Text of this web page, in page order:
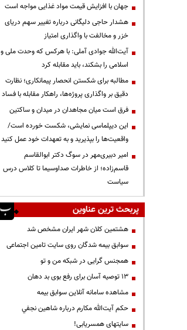
جهان با افزایش قیمت مواد غذایی مواجه است
هشدار حاجی دلیگانی درباره تغییر سهم دریای
خزر و مخالفت با واگذاری امتیاز
آیت‌الله جوادی آملی: با هرکس که وحدت ملی و
اسلامی را بشکند، باید مقابله کرد
مطالبه برای شکستن انحصار پیمانکاری؛ نظارت
دقیق بر واگذاری پروژه‌ها، راهکار مقابله با فساد
فرق است میان مجاهدان در میدان و ساکتین
این دیپلماسی نمایشی، شکست خورده است/
واقعیت‌ها را بپذیرید و به تعهدات خود عمل کنید
امیر دبیری‌مهر در سوگ دکتر ابوالقاسم
قاسم‌زاده؛ از خاطرات صداوسیما تا کلاس درس
سیاست
پربحث ترین عناوین
هشتمین کلان شهر ایران مشخص شد
سوابق بیمه شدگان روی سایت تامین اجتماعی
همجنس گرایی در شبکه من و تو
13 توصیه آسان برای رفع بوی بد دهان
مشاهده سامانه آنلاين سوابق بیمه
حكم آيت‌الله مكارم درباره شاهين نجفي
سایتهای همسریابی!